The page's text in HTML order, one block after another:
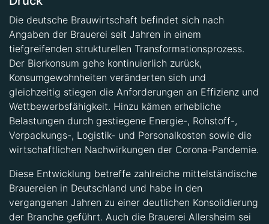
Die deutsche Brauwirtschaft befindet sich nach
Angaben der Brauerei seit Jahren in einem
tiefgreifenden strukturellen Transformationsprozess.
Der Bierkonsum gehe kontinuierlich zurück,
Konsumgewohnheiten veränderten sich und
gleichzeitig stiegen die Anforderungen an Effizienz und
Wettbewerbsfähigkeit. Hinzu kämen erhebliche
Belastungen durch gestiegene Energie-, Rohstoff-,
Verpackungs-, Logistik- und Personalkosten sowie die
wirtschaftlichen Nachwirkungen der Corona-Pandemie.
Diese Entwicklung betreffe zahlreiche mittelständische
Brauereien in Deutschland und habe in den
vergangenen Jahren zu einer deutlichen Konsolidierung
der Branche geführt. Auch die Brauerei Allersheim sei